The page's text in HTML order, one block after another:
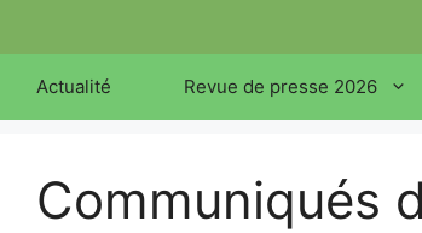
Actualité Revue de presse 2026
Communiqués